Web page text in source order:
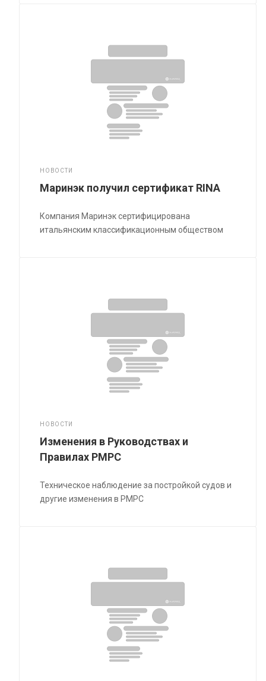
НОВОСТИ
Маринэк получил сертификат RINA
Компания Маринэк сертифицирована
итальянским классификационным обществом
НОВОСТИ
Изменения в Руководствах и
Правилах РМРС
Техническое наблюдение за постройкой судов и
другие изменения в РМРС